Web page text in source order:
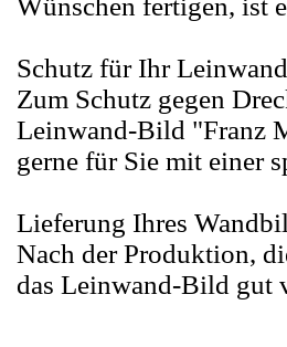
Wünschen fertigen, ist
Schutz für Ihr
Zum Schutz gegen
Leinwand-Bild "Franz
gerne für Sie mit einer
Lieferung Ihres
Nach der Produktion,
das Leinwand-Bild gut